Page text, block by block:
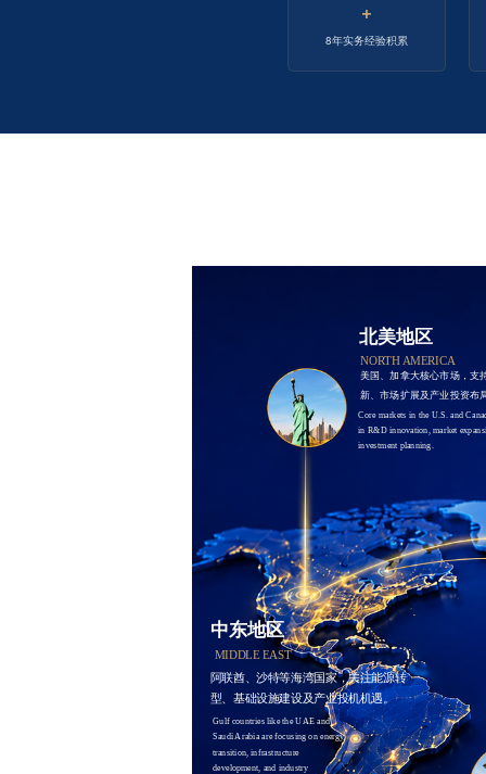
+
8年实务经验积累
北美地区
NORTH AMERICA
美国、加拿大核心市场，支
新、市场扩展及产业投资布
Core markets in the U.S. and
in R&D innovation, market
investment planning.
中东地区
MIDDLE EAST
阿联酋、沙特等海湾国家，关注能源转
型、基础设施建设及产业投机机遇。
Gulf countries like the UAE and
Saudi Arabia are focusing on energy
transition, infrastructure
development, and industry